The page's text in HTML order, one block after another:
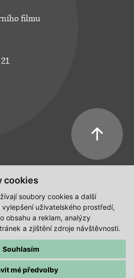
cookies
soubory cookies a další
uživatelského prostředí,
obsahu a reklam, analýzy
a zjištění zdroje návštěvnosti.
Souhlasím
mé předvolby
filmu
a v sobotu 13:00 - 14:00.